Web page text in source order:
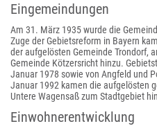
Eingemeindungen
Am 31. März 1935 wurde die
Zuge der Gebietsreform in Bayern
der aufgelösten Gemeinde Trondorf,
Gemeinde Kötzersricht hinzu.
Januar 1978 sowie von Angfeld und
Januar 1992 kamen die aufgelösten
Untere Wagensaß zum Stadtgebiet
Einwohnerentwicklung